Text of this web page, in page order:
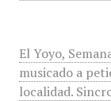
El Yoyo,
musicado a
localidad.